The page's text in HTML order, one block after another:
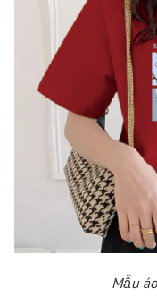
Mẫu